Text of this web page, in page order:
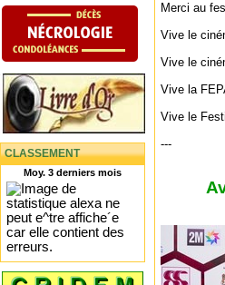
CLASSEMENT
Moy. 3 derniers mois
Merci au
Vive le
Vive le
Vive la
Vive le
---